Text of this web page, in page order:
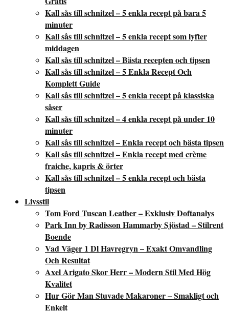
Kall sås till schnitzel – 5 enkla recept på bara 5
minuter
Kall sås till schnitzel – 5 enkla recept som lyfter
middagen
Kall sås till schnitzel – Bästa recepten och tipsen
Kall sås till schnitzel – 5 Enkla Recept Och
Komplett Guide
Kall sås till schnitzel – 5 enkla recept på klassiska
såser
Kall sås till schnitzel – 4 enkla recept på under 10
minuter
Kall sås till schnitzel – Enkla recept och bästa tipsen
Kall sås till schnitzel – Enkla recept med crème
fraiche, kapris & örter
Kall sås till schnitzel – 5 enkla recept och bästa
tipsen
Livsstil
Tom Ford Tuscan Leather – Exklusiv Doftanalys
Park Inn by Radisson Hammarby Sjöstad – Stilrent
Boende
Vad Väger 1 Dl Havregryn – Exakt Omvandling
Och Resultat
Axel Arigato Skor Herr – Modern Stil Med Hög
Kvalitet
Hur Gör Man Stuvade Makaroner – Smakligt och
Enkelt